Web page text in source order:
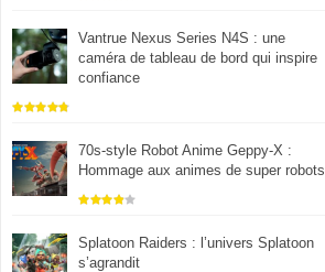
Vantrue Nexus Series N4S : une
caméra de tableau de bord qui inspire
confiance
70s-style Robot Anime Geppy-X :
Hommage aux animes de super robots
Splatoon Raiders : l’univers Splatoon
s’agrandit